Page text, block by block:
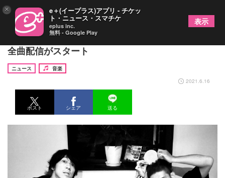
the LOW-ATUS、ファーストアルバム『旅鳥小唄』
全曲配信がスタート
ニュース
音楽
2021.6.16
ポスト シェア 送る
× e＋(イープラス)アプリ - チケッ
ト・ニュース・スマチケ
eplus inc.
無料 - Google Play
表示